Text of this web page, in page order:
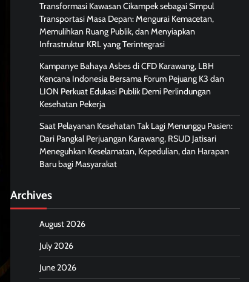
Transformasi Kawasan Cikampek sebagai Simpul
Transportasi Masa Depan: Mengurai Kemacetan,
Memulihkan Ruang Publik, dan Menyiapkan
Infrastruktur KRL yang Terintegrasi
Kampanye Bahaya Asbes di CFD Karawang, LBH
Kencana Indonesia Bersama Forum Pejuang K3 dan
LION Perkuat Edukasi Publik Demi Perlindungan
Kesehatan Pekerja
Saat Pelayanan Kesehatan Tak Lagi Menunggu Pasien:
Dari Pangkal Perjuangan Karawang, RSUD Jatisari
Meneguhkan Keselamatan, Kepedulian, dan Harapan
Baru bagi Masyarakat
Archives
August 2026
July 2026
June 2026